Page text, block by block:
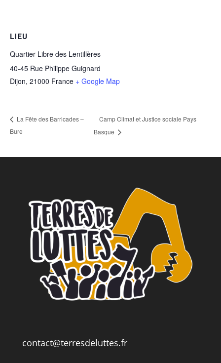
LIEU
Quartier Libre des Lentillères
40-45 Rue Philippe Guignard
Dijon, 21000 France + Google Map
La Fête des Barricades –
Bure
Camp Climat et Justice sociale Pays
Basque
contact@terresdeluttes.fr